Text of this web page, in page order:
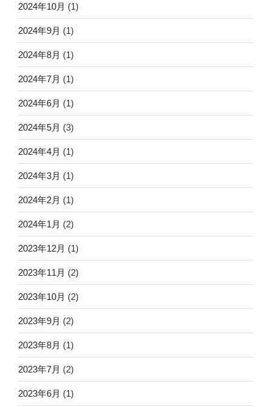
2024年10月 (1)
2024年9月 (1)
2024年8月 (1)
2024年7月 (1)
2024年6月 (1)
2024年5月 (3)
2024年4月 (1)
2024年3月 (1)
2024年2月 (1)
2024年1月 (2)
2023年12月 (1)
2023年11月 (2)
2023年10月 (2)
2023年9月 (2)
2023年8月 (1)
2023年7月 (2)
2023年6月 (1)